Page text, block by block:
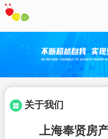
关于我们
上海奉贤房